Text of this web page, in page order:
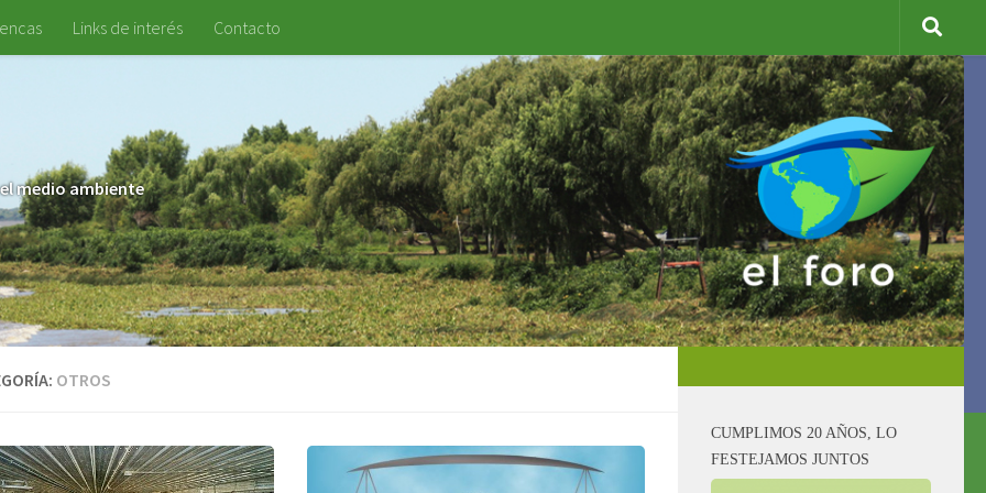
Links de interés Contacto
medio ambiente
OTROS
CUMPLIMOS 20 AÑOS, LO
FESTEJAMOS JUNTOS